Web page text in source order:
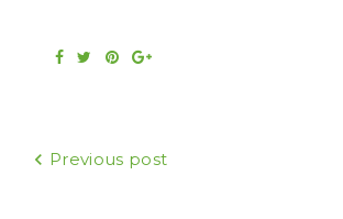
Facebook
TwitterPinterestGoogle+
Навигация
Previous post